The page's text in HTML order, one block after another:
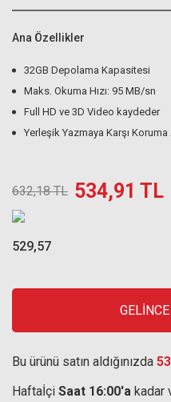
Ana Özellikler
32GB Depolama Kapasitesi
Maks. Okuma Hızı: 95 MB/sn
Full HD ve 3D Video kaydeder
Yerleşik Yazmaya Karşı Koruma
632,18 TL 534,91 TL
529,57
Bu ürünü satın aldığınızda
Haftaİçi Saat 16:00'a kadar